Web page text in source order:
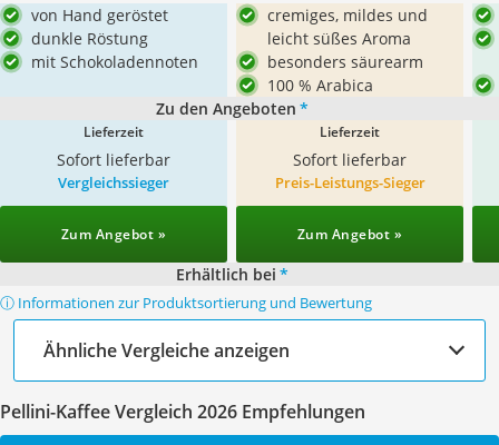
von Hand geröstet
dunkle Röstung
mit Schokoladennoten
cremiges, mildes und
leicht süßes Aroma
besonders säurearm
100 % Arabica
Zu den Angeboten *
Lieferzeit
Sofort lieferbar
Lieferzeit
Sofort lieferbar
Vergleichssieger
Zum Angebot »
Preis-Leistungs-Sieger
Zum Angebot »
Erhältlich bei *
ⓘ Informationen zur Produktsortierung und Bewertung
Ähnliche Vergleiche anzeigen
Pellini-Kaffee Vergleich 2026 Empfehlungen